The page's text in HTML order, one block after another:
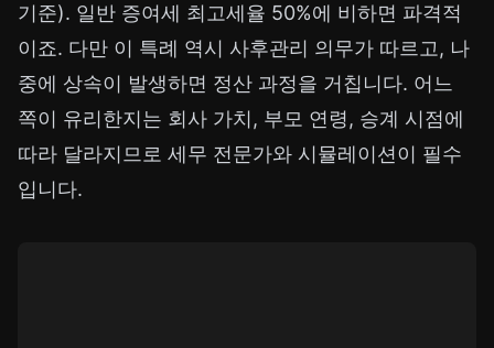
기준). 일반 증여세 최고세율 50%에 비하면 파격적
이죠. 다만 이 특례 역시 사후관리 의무가 따르고, 나
중에 상속이 발생하면 정산 과정을 거칩니다. 어느
쪽이 유리한지는 회사 가치, 부모 연령, 승계 시점에
따라 달라지므로 세무 전문가와 시뮬레이션이 필수
입니다.